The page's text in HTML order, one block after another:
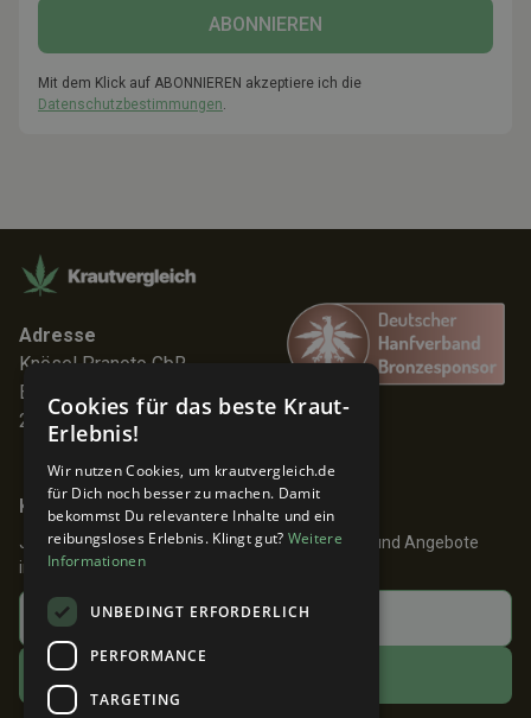
Mit dem Klick auf ABONNIEREN akzeptiere ich die
Datenschutzbestimmungen
Adresse
Knösel Pranoto GbR
Elmenhorststr. 7
22767 Hamburg
Keine Angebote verpassen!
Jetzt anmelden und 24h früher über Aktionen und Angebote
informiert werden!
Cookies für das beste Kraut-
Erlebnis!
Wir nutzen Cookies, um krautvergleich.de
für Dich noch besser zu machen. Damit
bekommst Du relevantere Inhalte und ein
reibungsloses Erlebnis. Klingt gut? Weitere
Informationen
UNBEDINGT ERFORDERLICH
PERFORMANCE
TARGETING